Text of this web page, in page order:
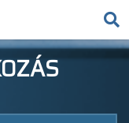
KERESÉS